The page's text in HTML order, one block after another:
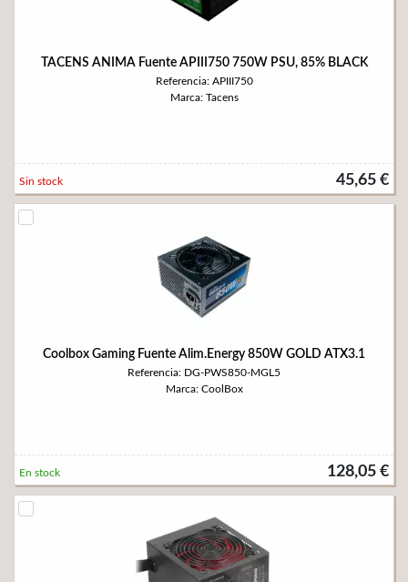
TACENS ANIMA Fuente APIII750 750W PSU, 85% BLACK
Referencia: APIII750
Marca: Tacens
45,65 €
Sin stock
Coolbox Gaming Fuente Alim.Energy 850W GOLD ATX3.1
Referencia: DG-PWS850-MGL5
Marca: CoolBox
128,05 €
En stock